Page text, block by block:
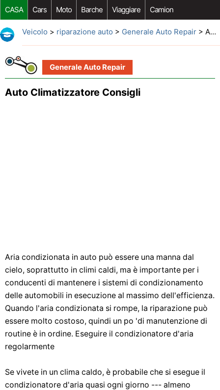
CASA Cars Moto Barche Viaggiare Camion
Riparazione Auto Acquisto Auto Car Opzioni Aftermarket
Veicolo > riparazione auto > Generale Auto Repair> Auto Climatizzatore Consigli
Generale Auto Repair
Auto Climatizzatore Consigli
Aria condizionata in auto può essere una manna dal
cielo, soprattutto in climi caldi, ma è importante per i
conducenti di mantenere i sistemi di condizionamento
delle automobili in esecuzione al massimo dell'efficienza.
Quando l'aria condizionata si rompe, la riparazione può
essere molto costoso, quindi un po 'di manutenzione di
routine è in ordine. Eseguire il condizionatore d'aria
regolarmente
Se vivete in un clima caldo, è probabile che si esegue il
condizionatore d'aria quasi ogni giorno --- almeno